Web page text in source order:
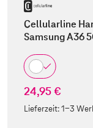
Cellularline
Samsung A36
24,95 €
Lieferzeit:1-3